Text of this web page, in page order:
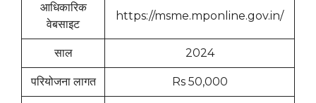
आधिकारिक
वेबसाइट
https://msme.mponline.gov.in/
साल 2024
परियोजना लागत Rs 50,000